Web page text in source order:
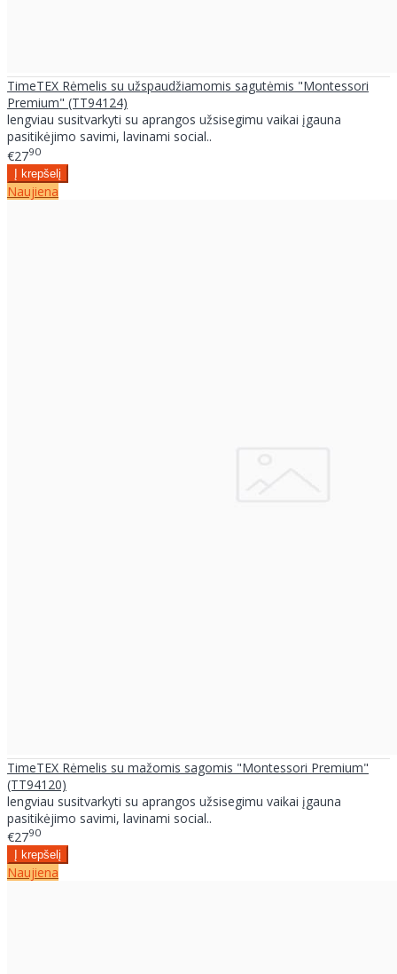
TimeTEX Rėmelis su užspaudžiamomis sagutėmis "Montessori
Premium" (TT94124)
lengviau susitvarkyti su aprangos užsisegimu vaikai įgauna
pasitikėjimo savimi, lavinami social..
€2790
Naujiena
TimeTEX Rėmelis su mažomis sagomis "Montessori Premium"
(TT94120)
lengviau susitvarkyti su aprangos užsisegimu vaikai įgauna
pasitikėjimo savimi, lavinami social..
€2790
Naujiena